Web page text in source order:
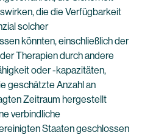
die die Verfügbarkeit
solcher
könnten, einschließlich der
Therapien durch andere
oder -kapazitäten,
geschätzte Anzahl an
Zeitraum hergestellt
verbindliche
Staaten geschlossen